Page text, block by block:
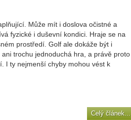
Může mít i doslova očistné a
fyzické i duševní kondici. Hraje se na
prostředí. Golf ale dokáže být i
trochu jednoduchá hra, a právě proto
I ty nejmenší chyby mohou vést k
Celý článek...